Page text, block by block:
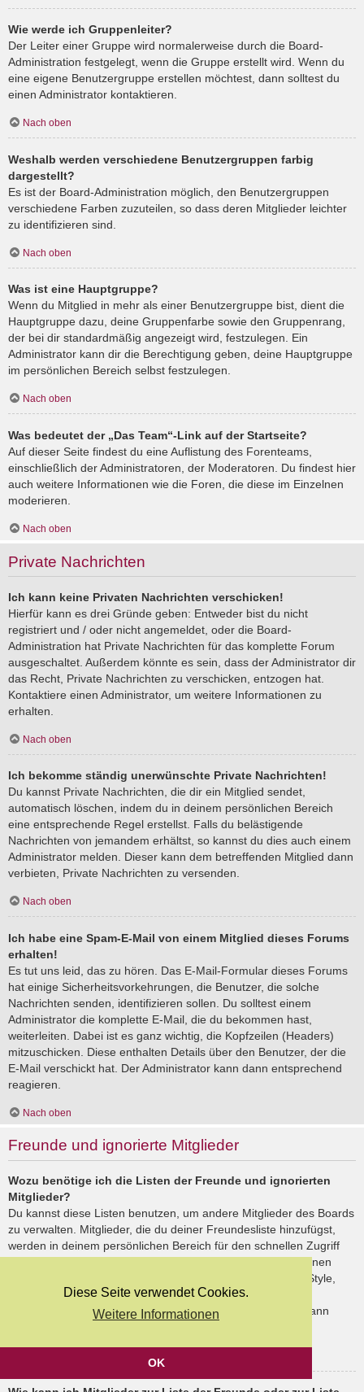
Diese Seite verwendet Cookies.
Weitere Informationen
OK
Wie werde ich Gruppenleiter?
Der Leiter einer Gruppe wird normalerweise durch die Board-
Administration festgelegt, wenn die Gruppe erstellt wird. Wenn du
eine eigene Benutzergruppe erstellen möchtest, dann solltest du
einen Administrator kontaktieren.
Nach oben
Weshalb werden verschiedene Benutzergruppen farbig
dargestellt?
Es ist der Board-Administration möglich, den Benutzergruppen
verschiedene Farben zuzuteilen, so dass deren Mitglieder leichter
zu identifizieren sind.
Nach oben
Was ist eine Hauptgruppe?
Wenn du Mitglied in mehr als einer Benutzergruppe bist, dient die
Hauptgruppe dazu, deine Gruppenfarbe sowie den Gruppenrang,
der bei dir standardmäßig angezeigt wird, festzulegen. Ein
Administrator kann dir die Berechtigung geben, deine Hauptgruppe
im persönlichen Bereich selbst festzulegen.
Nach oben
Was bedeutet der „Das Team“-Link auf der Startseite?
Auf dieser Seite findest du eine Auflistung des Forenteams,
einschließlich der Administratoren, der Moderatoren. Du findest hier
auch weitere Informationen wie die Foren, die diese im Einzelnen
moderieren.
Nach oben
Private Nachrichten
Ich kann keine Privaten Nachrichten verschicken!
Hierfür kann es drei Gründe geben: Entweder bist du nicht
registriert und / oder nicht angemeldet, oder die Board-
Administration hat Private Nachrichten für das komplette Forum
ausgeschaltet. Außerdem könnte es sein, dass der Administrator dir
das Recht, Private Nachrichten zu verschicken, entzogen hat.
Kontaktiere einen Administrator, um weitere Informationen zu
erhalten.
Nach oben
Ich bekomme ständig unerwünschte Private Nachrichten!
Du kannst Private Nachrichten, die dir ein Mitglied sendet,
automatisch löschen, indem du in deinem persönlichen Bereich
eine entsprechende Regel erstellst. Falls du belästigende
Nachrichten von jemandem erhältst, so kannst du dies auch einem
Administrator melden. Dieser kann dem betreffenden Mitglied dann
verbieten, Private Nachrichten zu versenden.
Nach oben
Ich habe eine Spam-E-Mail von einem Mitglied dieses Forums
erhalten!
Es tut uns leid, das zu hören. Das E-Mail-Formular dieses Forums
hat einige Sicherheitsvorkehrungen, die Benutzer, die solche
Nachrichten senden, identifizieren sollen. Du solltest einem
Administrator die komplette E-Mail, die du bekommen hast,
weiterleiten. Dabei ist es ganz wichtig, die Kopfzeilen (Headers)
mitzuschicken. Diese enthalten Details über den Benutzer, der die
E-Mail verschickt hat. Der Administrator kann dann entsprechend
reagieren.
Nach oben
Freunde und ignorierte Mitglieder
Wozu benötige ich die Listen der Freunde und ignorierten
Mitglieder?
Du kannst diese Listen benutzen, um andere Mitglieder des Boards
zu verwalten. Mitglieder, die du deiner Freundesliste hinzufügst,
werden in deinem persönlichen Bereich für den schnellen Zugriff
aufgelistet. Du siehst dort deren Onlinestatus und kannst ihnen
schnell eine Private Nachricht senden. Abhängig von dem Style,
den du verwendest, können Beiträge deiner Freunde auch
hervorgehoben sein. Wenn du einen Benutzer ignorierst, dann